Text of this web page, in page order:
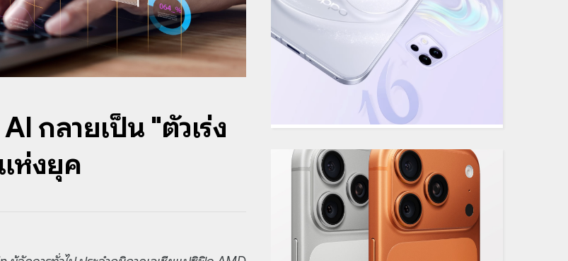
กลายเป็น "ตัวเร่ง
ห่งยุค